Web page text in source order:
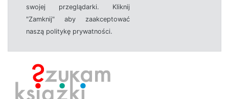
swojej przeglądarki. Kliknij
"Zamknij" aby zaakceptować
naszą politykę prywatności.